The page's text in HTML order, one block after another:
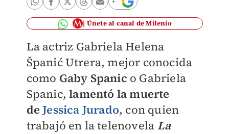
Únete al canal de Milenio
La actriz Gabriela Helena
Španić Utrera, mejor conocida
como Gaby Spanic o Gabriela
Spanic,lamentó la muerte
deJessica Jurado, con quien
trabajó en la telenovela La